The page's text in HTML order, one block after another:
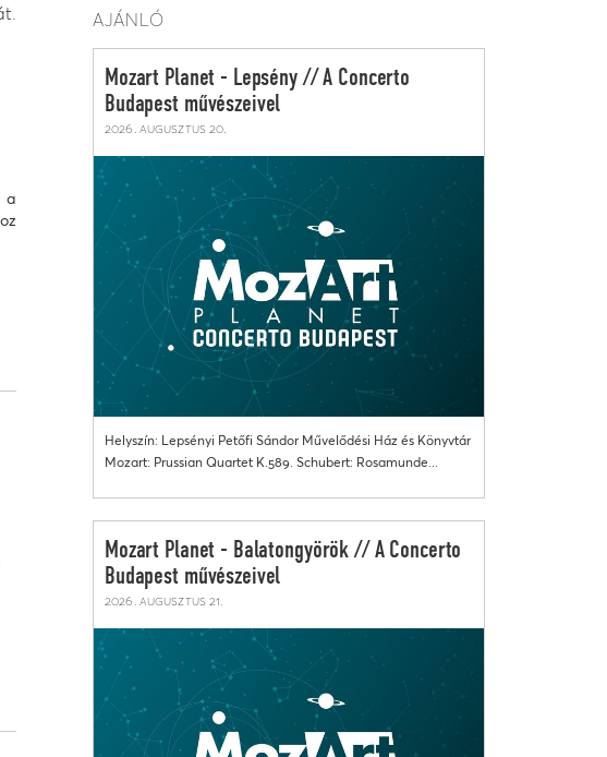
a
AJÁNLÓ
Mozart Planet - Lepsény // A Concerto
Budapest művészeivel
2026. augusztus 20.
Helyszín: Lepsényi Petőfi Sándor Művelődési Ház és Könyvtár
Mozart: Prussian Quartet K.589. Schubert: Rosamunde...
Mozart Planet - Balatongyörök // A Concerto
Budapest művészeivel
2026. augusztus 21.